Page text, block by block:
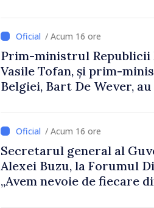
/ Acum 16 ore
Prim-ministrul Republicii
Vasile Tofan, și prim-
Belgiei, Bart De Wever,
/ Acum 16 ore
Secretarul general al
Alexei Buzu, la Forumul
„Avem nevoie de fiecare